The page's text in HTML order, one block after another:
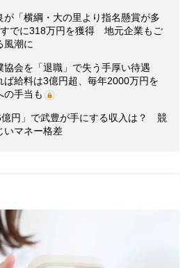
が「横綱・大の里より指名懸賞が多
でに318万円を獲得 地元企業もご
風潮に
協会を「退職」で失う手厚い待遇
ば給料は3億円超、毎年2000万円を
の手当も
億円」で武豊が手にする収入は？ 競
いマネー格差